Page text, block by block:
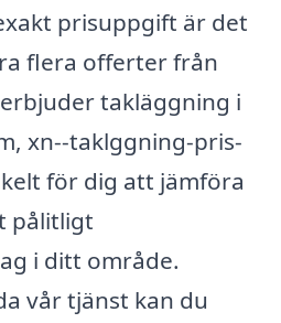
prisuppgift är det
flera offerter från
takläggning i
xn--taklggning-pris-
för dig att jämföra
pålitligt
i ditt område.
vår tjänst kan du